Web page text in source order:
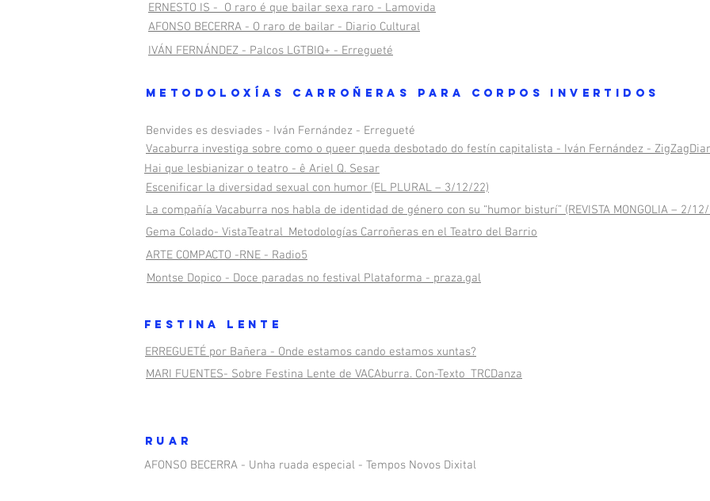
ERNESTO IS - O raro é que bailar sexa raro - Lamovida
AFONSO BECERRA - O raro de bailar - Diario Cultural
IVÁN FERNÁNDEZ - Palcos LGTBIQ+ - Erregueté
METODOLOXÍAS CARROÑERAS PARA CORPOS INVERTIDOS
Vacaburra investiga sobre como o queer queda desbotado do festín capitalista - Iván Fernández -
Hai que lesbianizar o teatro - ê Ariel Q. Sesar
Escenificar la diversidad sexual con humor (EL PLURAL – 3/12/22)
La compañía Vacaburra nos habla de identidad de género con su “humor bisturí” (REVISTA MONGOLIA – 2/
Gema Colado- VistaTeatral_Metodologías Carroñeras en el Teatro del Barrio
ARTE COMPACTO -RNE - Radio5
Montse Dopico - Doce paradas no festival Plataforma - praza.gal
Benvides es desviades - Iván Fernández - Erregueté
FEstina lente
ERREGUETÉ por Bañera - Onde estamos cando estamos xuntas?
MARI FUENTES- Sobre Festina Lente de VACAburra. Con-Texto_TRCDanza
RUAR
AFONSO BECERRA - Unha ruada especial - Tempos Novos Dixital